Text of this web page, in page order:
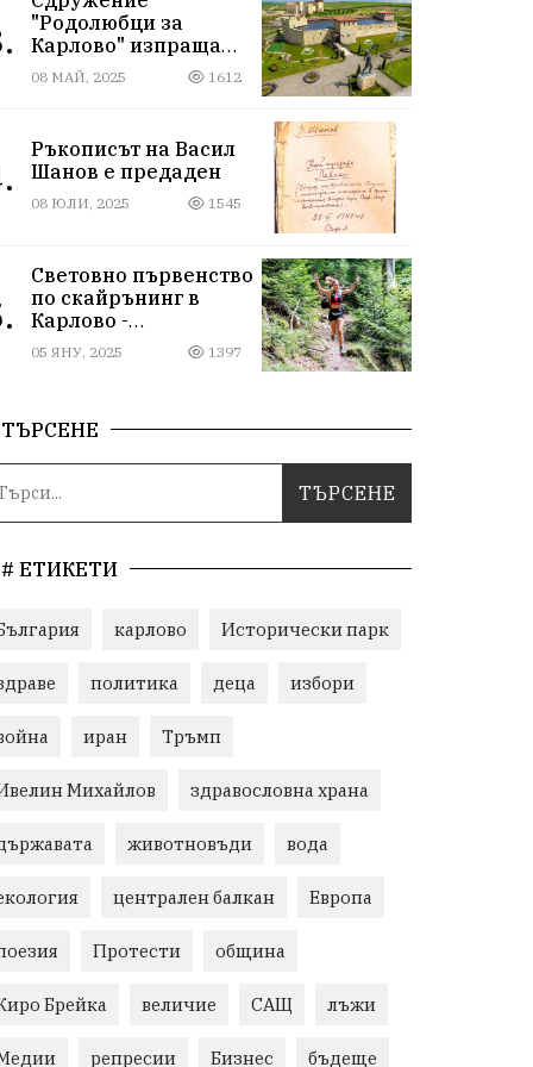
"Родолюбци за
Карлово" изпраща
ученици на
екскурзия в
дискриминацията
08 МАЙ, 2025 1612
Ръкописът на Васил
Шанов е предаден
08 ЮЛИ, 2025 1545
Световно първенство
по скайрънинг в
Карлово -
Балканиада 2025 г.
05 ЯНУ, 2025 1397
ТЪРСЕНЕ
# ЕТИКЕТИ
карлово Исторически парк
политика деца избори
иран Тръмп
Михайлов здравословна храна
животновъди вода
централен балкан Европа
Протести община
Брейка величие САЩ лъжи
репресии Бизнес бъдеще